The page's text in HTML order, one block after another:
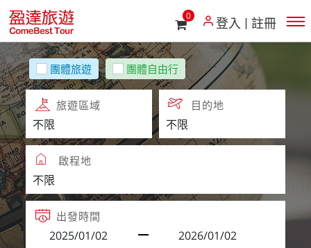
0 登入 註冊
團體旅遊 團體自由行
旅遊區域 目的地
啟程地
出發時間